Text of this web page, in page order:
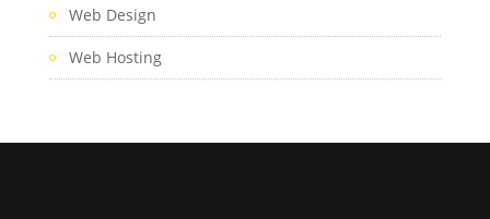
Web Design
Web Hosting